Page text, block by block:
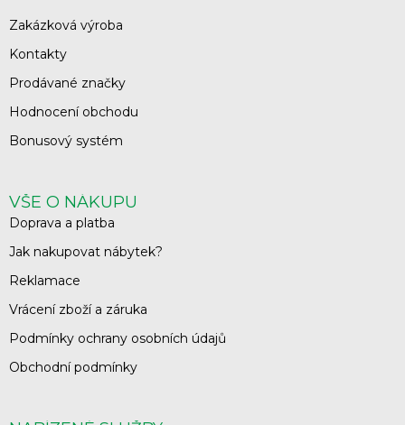
Zakázková výroba
Kontakty
Prodávané značky
Hodnocení obchodu
Bonusový systém
VŠE O NÁKUPU
Doprava a platba
Jak nakupovat nábytek?
Reklamace
Vrácení zboží a záruka
Podmínky ochrany osobních údajů
Obchodní podmínky